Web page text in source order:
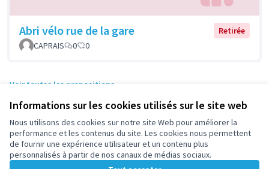
Informations sur les cookies utilisés sur le site web
Nous utilisons des cookies sur notre site Web pour améliorer la
performance et les contenus du site. Les cookies nous permettent
de fournir une expérience utilisateur et un contenu plus
personnalisés à partir de nos canaux de médias sociaux.
Abri vélo rue de la gare
Retirée
CAPRAIS
0 0
Voir toutes les propositions
Conditions d'utilisation
Paramètres des cookies
participez.nanterre.fr sur X
participez.nanterre.fr sur Facebook
participez.nanterre.fr sur Instagram
participez.nanterre.fr sur YouTube
participez.nanterre.fr sur GitHub